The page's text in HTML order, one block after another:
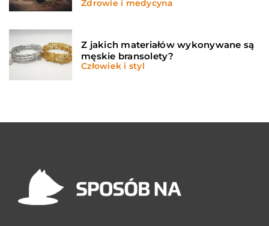
Zdrowie i medycyna
Z jakich materiałów wykonywane są
męskie bransolety?
Człowiek i styl